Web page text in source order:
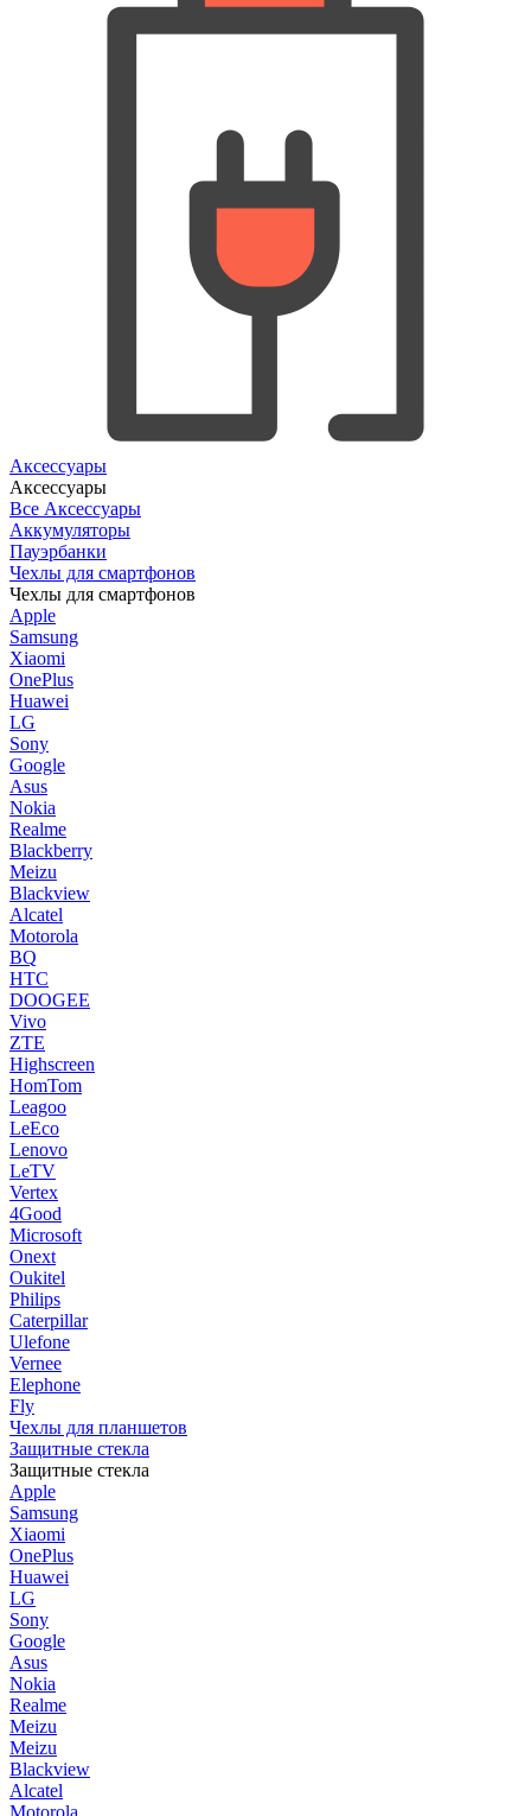
Аксессуары
Аксессуары
Все Аксессуары
Аккумуляторы
Пауэрбанки
Чехлы для смартфонов
Чехлы для смартфонов
Apple
Samsung
Xiaomi
OnePlus
Huawei
LG
Sony
Google
Asus
Nokia
Realme
Blackberry
Meizu
Blackview
Alcatel
Motorola
BQ
HTC
DOOGEE
Vivo
ZTE
Highscreen
HomTom
Leagoo
LeEco
Lenovo
LeTV
Vertex
4Good
Microsoft
Onext
Oukitel
Philips
Caterpillar
Ulefone
Vernee
Elephone
Fly
Чехлы для планшетов
Защитные стекла
Защитные стекла
Apple
Samsung
Xiaomi
OnePlus
Huawei
LG
Sony
Google
Asus
Nokia
Realme
Meizu
Meizu
Blackview
Alcatel
Motorola